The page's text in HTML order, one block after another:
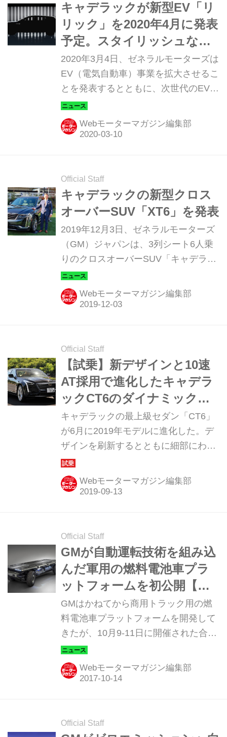
キャデラックが新型EV「リ
リック」を2020年4月に発表
予定。スタイリッシュな
SUVとして登場か
2020年3月4日、ゼネラルモーターズは
EV（電気自動車）事業を拡大させるこ
とを発表するとともに、次世代のEVプ
ラットフォームを採用した新型
SUV「キャデラック リリック
（Cadillac Lyriq）」の存在も明らかに
Webモーターマガジン編集部
Official Staff
キャデラックの新型クロス
オーバーSUV「XT6」を発表
2019年12月3日、ゼネラルモーターズ
（GM）ジャパンは、3列シート6人乗
りのクロスオーバーSUV「キャデラッ
ク XT6 プラチナム」を2020年1月1日
から発売すると発表した。（タイトル
写真はGMジャパンの若松社長）
Webモーターマガジン編集部
Official Staff
【試乗】新デザインと10速
AT採用で進化したキャデラ
ックCT6のダイナミックな
走りは驚異
キャデラックの最上級セダン「CT6」
が6月に2019年モデルに進化した。デ
ザインを刷新するとともに細部にわた
るチューニングを施し、フルサイズプ
レステージセダンの概念を超えたダイ
ナミックな走りを手に入れた。
Webモーターマガジン編集部
Official Staff
GMが自動運転技術を組み込
んだ軍用の燃料電池車プラ
ットフォームを初公開【ニ
ュース】
GMはかねてから商用トラック用の燃
料電池車プラットフォームを開発して
きたが、10月9-11日に開催された合衆
国陸軍協会の年次総会／展示会におい
て、軍事利用を想定した新しいタイプ
を公開した。
Webモーターマガジン編集部
Official Staff